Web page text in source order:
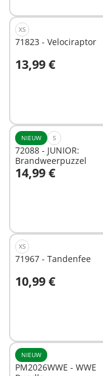
XS
71823 - Velociraptor
13,99 €
In winkelwagen
NIEUW S
72088 - JUNIOR:
Brandweerpuzzel
14,99 €
In winkelwagen
XS
71967 - Tandenfee
10,99 €
In winkelwagen
NIEUW
PM2026WWE - WWE